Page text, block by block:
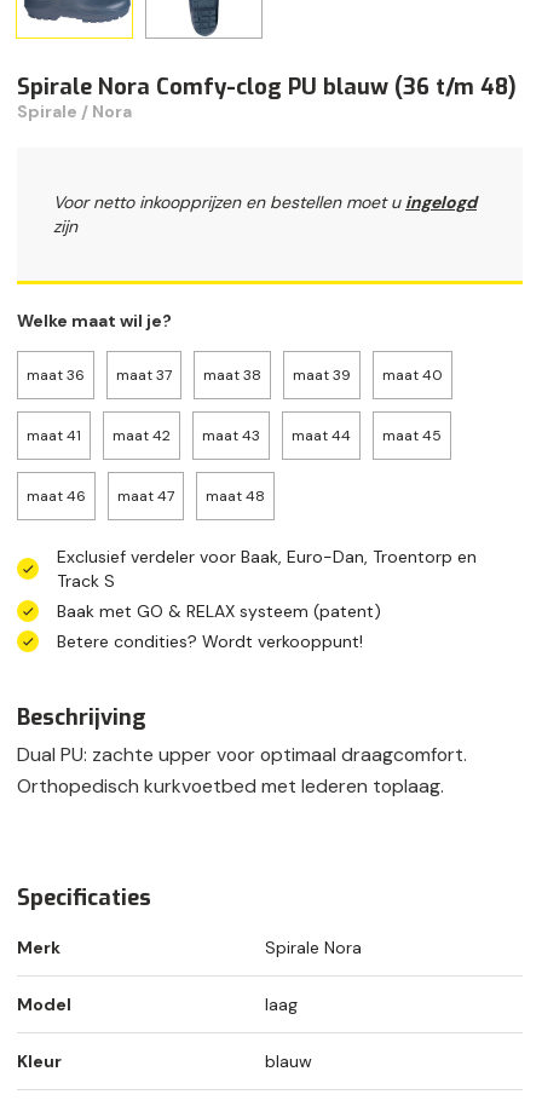
Spirale Nora Comfy-clog PU blauw (36 t/m 48)
Spirale / Nora
Voor netto inkoopprijzen en bestellen moet u ingelogd
zijn
Welke maat wil je?
maat 36 maat 37 maat 38 maat 39 maat 40
maat 41 maat 42 maat 43 maat 44 maat 45
maat 46 maat 47 maat 48
Exclusief verdeler voor Baak, Euro-Dan, Troentorp en
Track S
Baak met GO & RELAX systeem (patent)
Betere condities? Wordt verkooppunt!
Beschrijving
Dual PU: zachte upper voor optimaal draagcomfort.
Orthopedisch kurkvoetbed met lederen toplaag.
Specificaties
Merk Spirale Nora
Model laag
Kleur blauw